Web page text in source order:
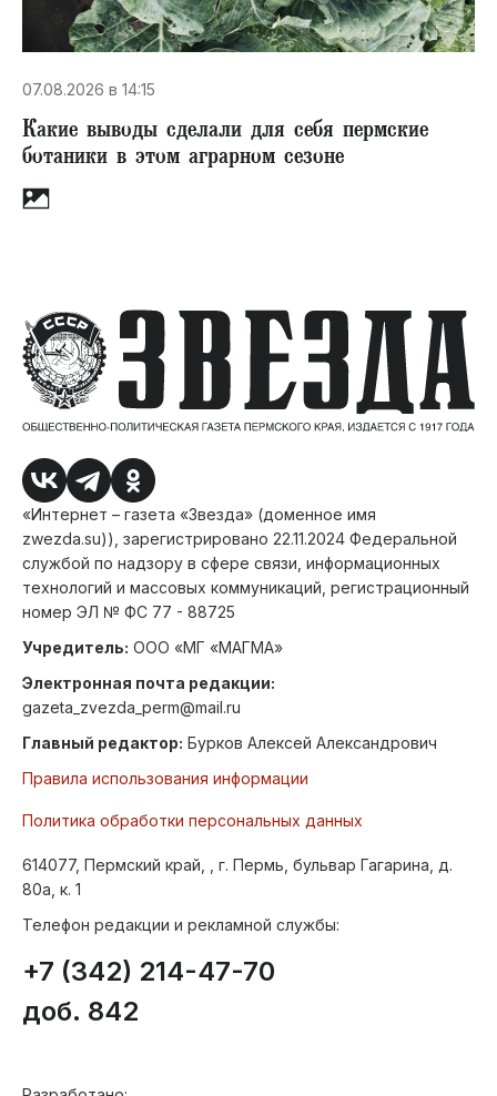
07.08.2026 в 14:15
Какие выводы сделали для себя пермские
ботаники в этом аграрном сезоне
«Интернет – газета «Звезда» (доменное имя
zwezda.su)), зарегистрировано 22.11.2024 Федеральной
службой по надзору в сфере связи, информационных
технологий и массовых коммуникаций, регистрационный
номер ЭЛ № ФС 77 - 88725
Учредитель: ООО «МГ «МАГМА»
Электронная почта редакции:
gazeta_zvezda_perm@mail.ru
Главный редактор: Бурков Алексей Александрович
Правила использования информации
Политика обработки персональных данных
614077, Пермский край, , г. Пермь, бульвар Гагарина, д.
80а, к. 1
Телефон редакции и рекламной службы:
+7 (342) 214-47-70
доб. 842